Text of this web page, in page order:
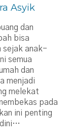
Asyik
dan
bisa
sejak anak-
semua
dan
menjadi
melekat
pada
ini penting